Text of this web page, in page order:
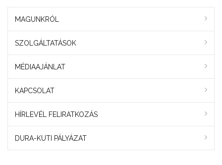
MAGUNKRÓL
SZOLGÁLTATÁSOK
MÉDIAAJÁNLAT
KAPCSOLAT
HÍRLEVÉL FELIRATKOZÁS
DURA-KUTI PÁLYÁZAT